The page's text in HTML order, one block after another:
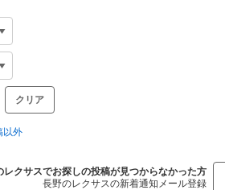
クリア
以外
レクサスでお探しの投稿が見つからなかった方
長野のレクサスの新着通知メール登録